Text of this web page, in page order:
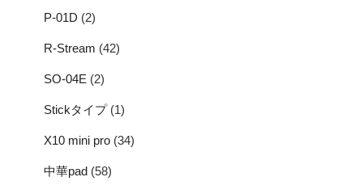
P-01D (2)
R-Stream (42)
SO-04E (2)
Stickタイプ(1)
X10 mini pro (34)
中華pad (58)